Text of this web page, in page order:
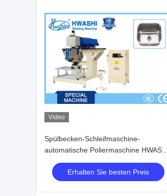
Video
Spülbecken-Schleifmaschine-
automatische Poliermaschine HWASHI
WL-AT-PM
Erhalten Sie besten Preis